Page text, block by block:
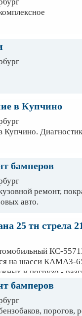
в Купчино
Купчино.
бамперов
ремонт,
авто.
25 тн стрела
КС-
на шасси КАМАЗ-
и погрузо -
и легкостью
стали.
бамперов
порогов,